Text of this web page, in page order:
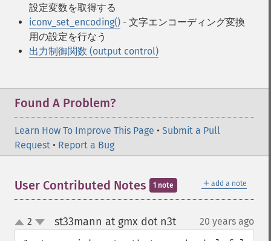
設定変数を取得する
iconv_set_encoding() - 文字エンコーディング変換
用の設定を行なう
出力制御関数 (output control)
Found A Problem?
Learn How To Improve This Page • Submit a Pull
Request • Report a Bug
＋ add a note
User Contributed Notes 1 note
up
down
2 st33mann at gmx dot n3t¶ 20 years ago